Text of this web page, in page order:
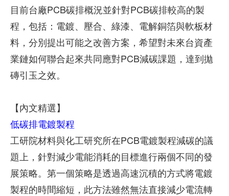
目前台廠PCB碳排概況並針對PCB碳排較高的製
程，包括：電鍍、壓合、綠漆、電解銅箔與軟板材
料，分別提出可能之改善方案，希望對未來台資產
業鏈如何聯合起來共同應對PCB減碳課題，達到拋
磚引玉之效。
【內文精選】
低碳排電鍍製程
工研院材料與化工研究所在PCB電鍍製程減碳的議
題上，針對減少電能消耗的目標進行兩個不同的發
展策略。第一個策略是透過高速沉積的方式將電鍍
製程的時間縮短，此方法雖然無法直接減少電流轉